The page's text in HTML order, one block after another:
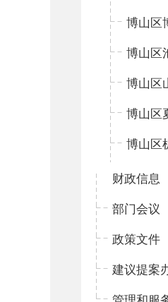
财政信息
部门会议
政策文件
建议提案